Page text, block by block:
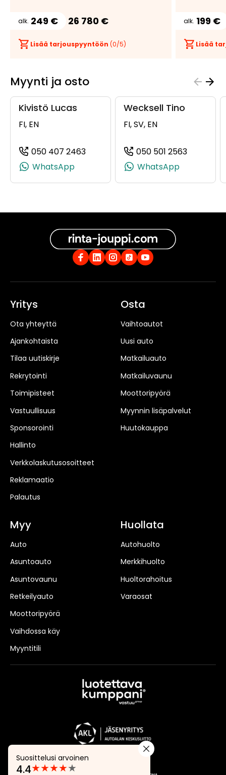
alk. 249 € 26 780 €
Lisää tarjouspyyntöön (0/5)
alk. 199 €
Lisää
Myynti ja osto
Kivistö Lucas
FI, EN
050 407 2463
(+358504072463, 0504072463,
WhatsApp
Wecksell Tino
FI, SV, EN
050 501 2563
WhatsApp
Suosittelusi arvoinen
★★★★★
4.4
Yritys
Ota yhteyttä
Ajankohtaista
Tilaa uutiskirje
Rekrytointi
Toimipisteet
Vastuullisuus
Sponsorointi
Hallinto
Verkkolaskutusosoitteet
Reklamaatio
Palautus
Osta
Vaihtoautot
Uusi auto
Matkailuauto
Matkailuvaunu
Moottoripyörä
Myynnin lisäpalvelut
Huutokauppa
Myy
Auto
Asuntoauto
Asuntovaunu
Retkeilyauto
Moottoripyörä
Vaihdossa käy
Myyntitili
Huollata
Autohuolto
Merkkihuolto
Huoltorahoitus
Varaosat